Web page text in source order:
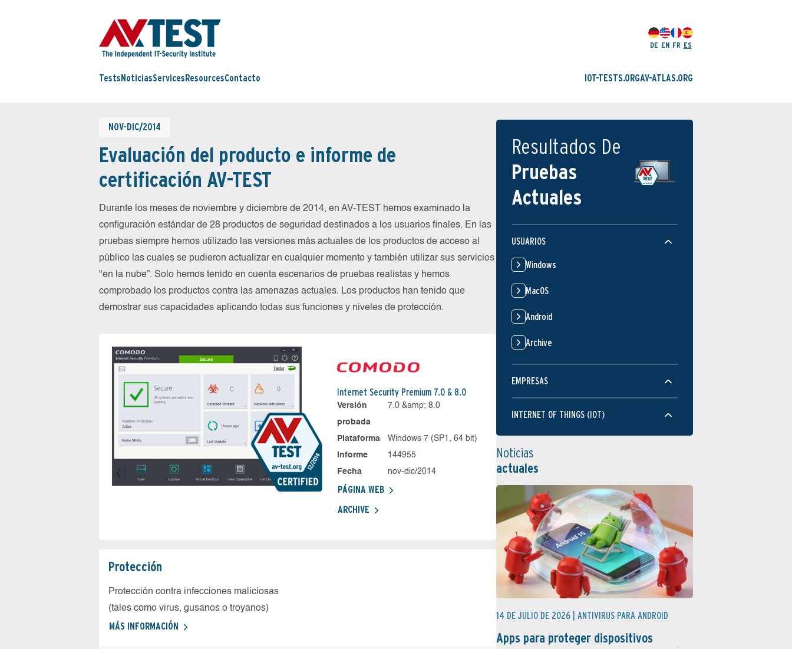
DE EN FR ES
Tests NoticiasServices ResourcesContacto IOT-TESTS.ORGAV-ATLAS.ORG
NOV-DIC/2014
Evaluación del producto e informe de
certificación AV-TEST
Durante los meses de noviembre y diciembre de 2014, en AV-TEST hemos examinado la
configuración estándar de 28 productos de seguridad destinados a los usuarios finales. En las
pruebas siempre hemos utilizado las versiones más actuales de los productos de acceso al
público las cuales se pudieron actualizar en cualquier momento y también utilizar sus servicios
"en la nube”. Solo hemos tenido en cuenta escenarios de pruebas realistas y hemos
comprobado los productos contra las amenazas actuales. Los productos han tenido que
demostrar sus capacidades aplicando todas sus funciones y niveles de protección.
Internet Security Premium 7.0 & 8.0
Versión
probada
7.0 &amp; 8.0
Plataforma
Windows 7 (SP1, 64 bit)
Informe
144955
Fecha
nov-dic/2014
PÁGINA WEB
ARCHIVE
Protección
Protección contra infecciones maliciosas
(tales como virus, gusanos o troyanos)
MÁS INFORMACIÓN
Resultados De
Pruebas
Actuales
USUARIOS
Windows
MacOS
Android
Archive
EMPRESAS
INTERNET OF THINGS (IOT)
Noticias
actuales
14 DE JULIO DE 2026 | ANTIVIRUS PARA ANDROID
Apps para proteger dispositivos